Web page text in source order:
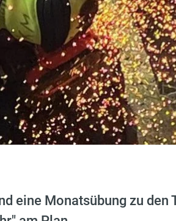
eine Monatsübung zu den